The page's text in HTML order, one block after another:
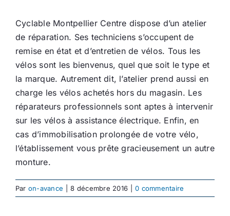
Cyclable Montpellier Centre dispose d’un atelier
de réparation. Ses techniciens s’occupent de
remise en état et d’entretien de vélos. Tous les
vélos sont les bienvenus, quel que soit le type et
la marque. Autrement dit, l’atelier prend aussi en
charge les vélos achetés hors du magasin. Les
réparateurs professionnels sont aptes à intervenir
sur les vélos à assistance électrique. Enfin, en
cas d’immobilisation prolongée de votre vélo,
l’établissement vous prête gracieusement un autre
monture.
Par on-avance 8 décembre 2016 0 commentaire